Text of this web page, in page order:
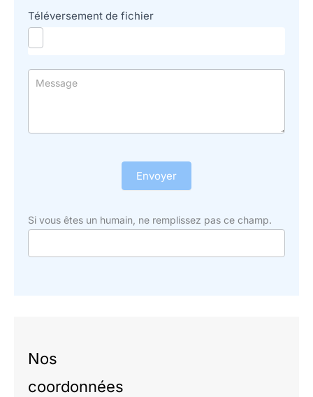
Téléversement de fichier
Envoyer
Si vous êtes un humain, ne remplissez pas ce champ.
Nos
coordonnées